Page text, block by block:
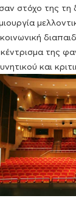
στόχο της τη
της
και